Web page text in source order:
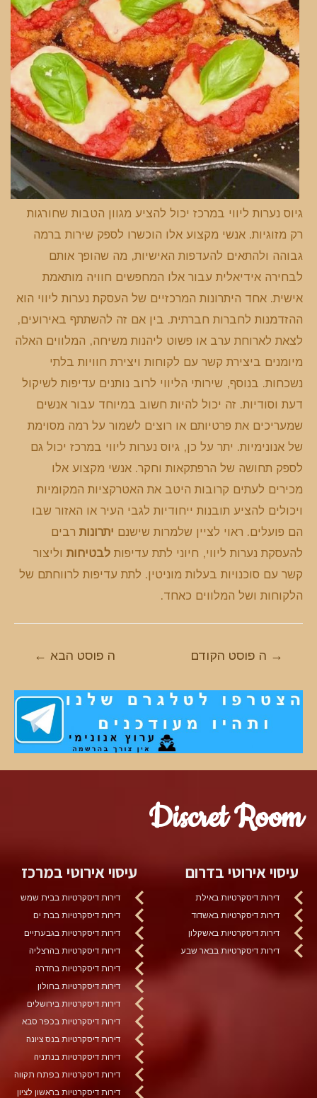
גיוס נערות ליווי במרכז יכול להציע מגוון הטבות שחורגות
רק מזוגיות. אנשי מקצוע אלו הוכשרו לספק שירות ברמה
גבוהה ולהתאים להעדפות האישיות, מה שהופך אותם
לבחירה אידיאלית עבור אלו המחפשים חוויה מותאמת
אישית. אחד היתרונות המרכזיים של העסקת נערות ליווי הוא
ההזדמנות לחברות חברתית. בין אם זה להשתתף באירועים,
לצאת לארוחת ערב או פשוט ליהנות משיחה, המלווים האלה
מיומנים ביצירת קשר עם לקוחות ויצירת חוויות בלתי
נשכחות. בנוסף, שירותי הליווי לרוב נותנים עדיפות לשיקול
דעת וסודיות. זה יכול להיות חשוב במיוחד עבור אנשים
שמעריכים את פרטיותם או רוצים לשמור על רמה מסוימת
של אנונימיות. יתר על כן, גיוס נערות ליווי במרכז יכול גם
לספק תחושה של הרפתקאות וחקר. אנשי מקצוע אלו
מכירים לעתים קרובות היטב את האטרקציות המקומיות
ויכולים להציע תובנות ייחודיות לגבי העיר או האזור שבו
הם פועלים. ראוי לציין שלמרות שישנם יתרונות רבים
להעסקת נערות ליווי, חיוני לתת עדיפות לבטיחות וליצור
קשר עם סוכנויות בעלות מוניטין. לתת עדיפות לרווחתם של
הלקוחות ושל המלווים כאחד.
ניווט
→ ה פוסט הקודם ה פוסט הבא ←
Discret Room
עיסוי אירוטי בדרום
דירות דיסקרטיות באילת
דירות דיסקרטיות באשדוד
דירות דיסקרטיות באשקלון
דירות דיסקרטיות בבאר שבע
עיסוי אירוטי במרכז
דירות דיסקרטיות בבית שמש
דירות דיסקרטיות בבת ים
דירות דיסקרטיות בגבעתיים
דירות דיסקרטיות בהרצליה
דירות דיסקרטיות בחדרה
דירות דיסקרטיות בחולון
דירות דיסקרטיות בירושלים
דירות דיסקרטיות בכפר סבא
דירות דיסקרטיות בנס ציונה
דירות דיסקרטיות בנתניה
דירות דיסקרטיות בפתח תקווה
דירות דיסקרטיות בראשון לציון